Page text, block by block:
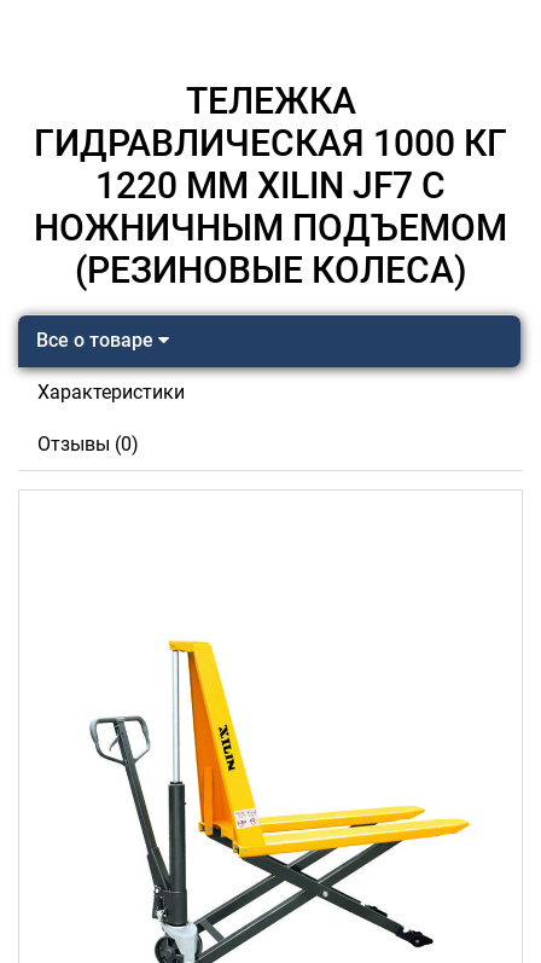
ТЕЛЕЖКА
ГИДРАВЛИЧЕСКАЯ 1000 КГ
1220 ММ XILIN JF7 С
НОЖНИЧНЫМ ПОДЪЕМОМ
(РЕЗИНОВЫЕ КОЛЕСА)
Все о товаре
Характеристики
Отзывы (0)